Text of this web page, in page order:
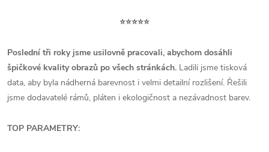
⭐⭐⭐⭐⭐
Poslední tři roky jsme usilovně pracovali, abychom dosáhli
špičkové kvality obrazů po všech stránkách. Ladili jsme tisková
data, aby byla nádherná barevnost i velmi detailní rozlišení. Řešili
jsme dodavatelé rámů, pláten i ekologičnost a nezávadnost barev.
TOP PARAMETRY: